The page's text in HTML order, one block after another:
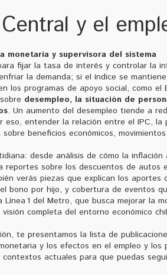
y el
monetaria y supervisora del sistema
fijar la tasa de interés y controlar la
la demanda; si el índice se
los programas de apoyo social, como el
desempleo, la situación de
. Un aumento del desempleo tiende a
eso, entender la relación entre el IPC, la
beneficios económicos,
desde análisis de cómo la inflación
reportes sobre los descuentos de autos
verás piezas que explican los aportes
bono por hijo, y cobertura de eventos
1 del Metro, que busca mejorar la
completa del entorno económico
te presentamos la lista de
y los efectos en el empleo y los
actuales para que puedas